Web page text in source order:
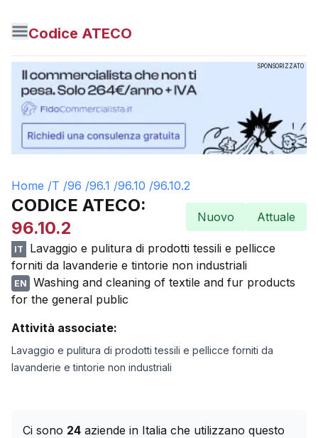
Codice ATECO
SPONSORIZZATO
Home /T /96 /96.1 /96.10 /96.10.2
CODICE ATECO:
96.10.2
Nuovo Attuale
IT
Lavaggio e pulitura di prodotti tessili e pellicce
forniti da lavanderie e tintorie non industriali
EN
Washing and cleaning of textile and fur products
for the general public
Attività associate:
Lavaggio e pulitura di prodotti tessili e pellicce forniti da
lavanderie e tintorie non industriali
Ci sono 24 aziende in Italia che utilizzano questo